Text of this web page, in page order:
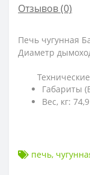
Отзывов (0)
Печь чугунная
Диаметр
Технические
Габариты
Вес, кг: 74,9
печь,